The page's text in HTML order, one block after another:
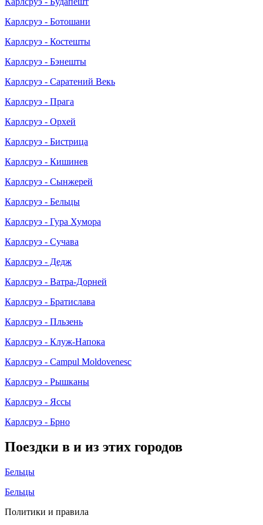
Карлсруэ - Ботошани
Карлсруэ - Костешты
Карлсруэ - Бэнешты
Карлсруэ - Саратений Векь
Карлсруэ - Прага
Карлсруэ - Орхей
Карлсруэ - Бистрица
Карлсруэ - Кишинев
Карлсруэ - Сынжерей
Карлсруэ - Бельцы
Карлсруэ - Гура Хумора
Карлсруэ - Сучава
Карлсруэ - Дедж
Карлсруэ - Ватра-Дорней
Карлсруэ - Братислава
Карлсруэ - Пльзень
Карлсруэ - Клуж-Напока
Карлсруэ - Campul Moldovenesc
Карлсруэ - Рышканы
Карлсруэ - Яссы
Карлсруэ - Брно
Поездки в и из этих городов
Бельцы
Бельцы
Политики и правила